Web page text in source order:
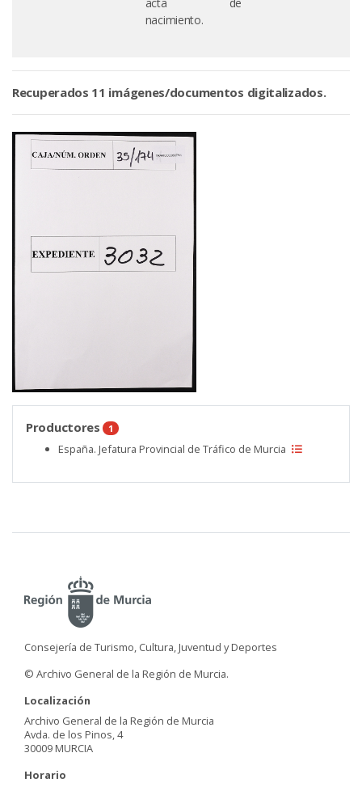
nacimiento.
Recuperados 11 imágenes/documentos digitalizados.
Productores 1
España. Jefatura Provincial de Tráfico de Murcia
Consejería de Turismo, Cultura, Juventud y Deportes
© Archivo General de la Región de Murcia.
Localización
Archivo General de la Región de Murcia
Avda. de los Pinos, 4
30009 MURCIA
Horario